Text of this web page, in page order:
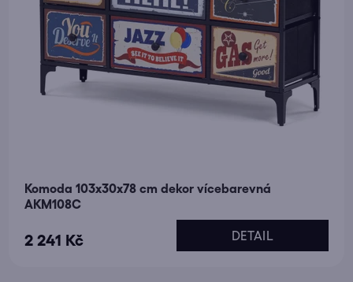
Komoda 103x30x78 cm dekor vícebarevná
AKM108C
2 241 Kč DETAIL